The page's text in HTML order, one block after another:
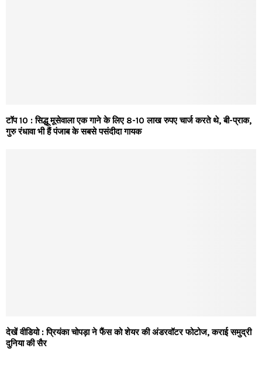
टॉप 10 : सिद्धू मूसेवाला एक गाने के लिए 8-10 लाख रुपए चार्ज करते थे, बी-प्राक,
गुरु रंधावा भी हैं पंजाब के सबसे पसंदीदा गायक
देखें वीडियो : प्रियंका चोपड़ा ने फैंस को शेयर की अंडरवॉटर फोटोज, कराई समुद्री
दुनिया की सैर